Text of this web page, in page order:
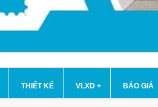
THIẾT KẾ VLXD + BÁO GIÁ